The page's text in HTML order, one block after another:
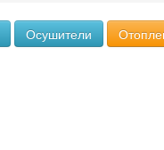
Осушители